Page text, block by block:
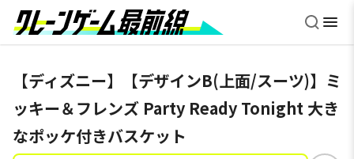
【ディズニー】【デザインB(上面/スーツ)】ミ
ッキー＆フレンズ Party Ready Tonight 大き
なポッケ付きバスケット